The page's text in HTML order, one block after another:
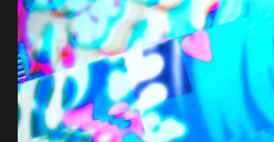
社
团